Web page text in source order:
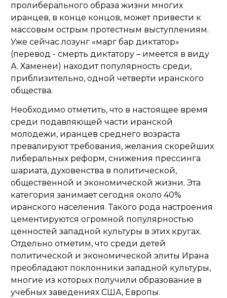
пролиберального образа жизни многих
иранцев, в конце концов, может привести к
массовым острым протестным выступлениям.
Уже сейчас лозунг «марг бар диктатор»
(перевод - смерть диктатору – имеется в виду
А. Хаменеи) находит популярность среди,
приблизительно, одной четверти иранского
общества.
Необходимо отметить, что в настоящее время
среди подавляющей части иранской
молодежи, иранцев среднего возраста
превалируют требования, желания скорейших
либеральных реформ, снижения прессинга
шариата, духовенства в политической,
общественной и экономической жизни. Эта
категория занимает сегодня около 40%
иранского населения. Такого рода настроения
цементируются огромной популярностью
ценностей западной культуры в этих кругах.
Отдельно отметим, что среди детей
политической и экономической элиты Ирана
преобладают поклонники западной культуры,
многие из которых получили образование в
учебных заведениях США, Европы.